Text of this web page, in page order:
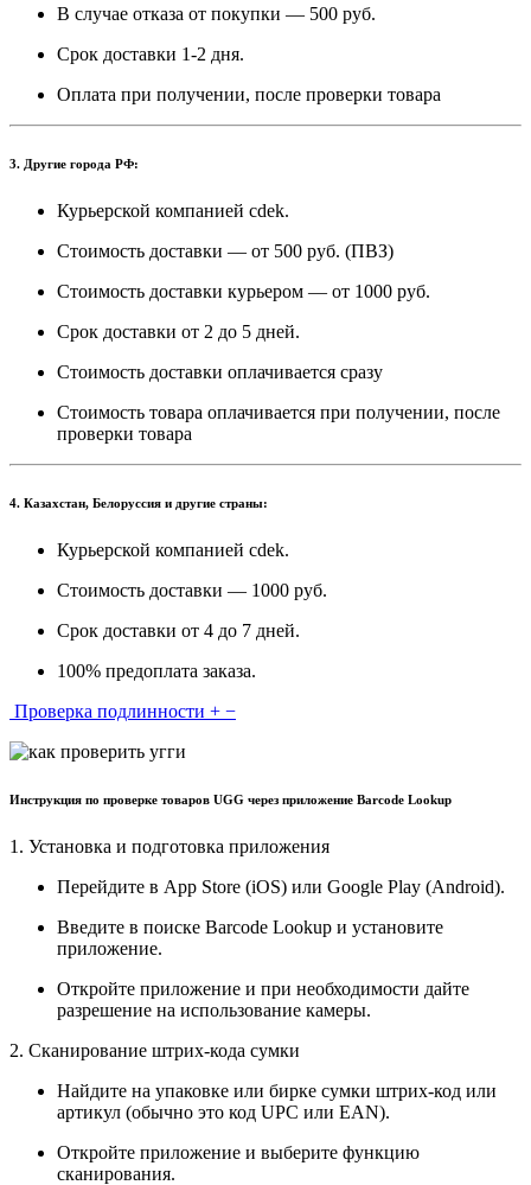
В случае отказа от покупки — 500 руб.
Срок доставки 1-2 дня.
Оплата при получении, после проверки товара
3. Другие города РФ:
Курьерской компанией cdek.
Стоимость доставки — от 500 руб. (ПВЗ)
Стоимость доставки курьером — от 1000 руб.
Срок доставки от 2 до 5 дней.
Стоимость доставки оплачивается сразу
Стоимость товара оплачивается при получении, после
проверки товара
4. Казахстан, Белоруссия и другие страны:
Курьерской компанией cdek.
Стоимость доставки — 1000 руб.
Срок доставки от 4 до 7 дней.
100% предоплата заказа.
Проверка подлинности + −
Инструкция по проверке товаров UGG через приложение Barcode Lookup
1. Установка и подготовка приложения
Перейдите в App Store (iOS) или Google Play (Android).
Введите в поиске Barcode Lookup и установите
приложение.
Откройте приложение и при необходимости дайте
разрешение на использование камеры.
2. Сканирование штрих-кода сумки
Найдите на упаковке или бирке сумки штрих-код или
артикул (обычно это код UPC или EAN).
Откройте приложение и выберите функцию
сканирования.